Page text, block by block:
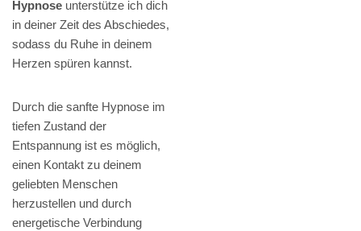
Hypnose unterstütze ich dich
in deiner Zeit des Abschiedes,
sodass du Ruhe in deinem
Herzen spüren kannst.
Durch die sanfte Hypnose im
tiefen Zustand der
Entspannung ist es möglich,
einen Kontakt zu deinem
geliebten Menschen
herzustellen und durch
energetische Verbindung